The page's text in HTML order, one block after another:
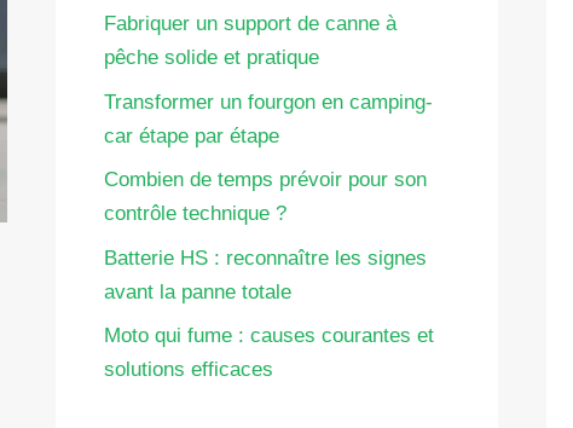
Fabriquer un support de canne à
pêche solide et pratique
Transformer un fourgon en camping-
car étape par étape
Combien de temps prévoir pour son
contrôle technique ?
Batterie HS : reconnaître les signes
avant la panne totale
Moto qui fume : causes courantes et
solutions efficaces